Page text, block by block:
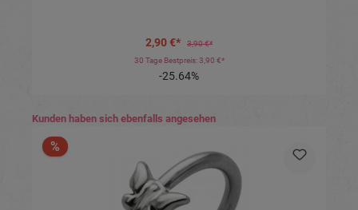
2,90 €*
3,90 €*
30 Tage Bestpreis: 3,90 €*
-25.64%
Produktgalerie überspringen
Kunden haben sich ebenfalls angesehen
%